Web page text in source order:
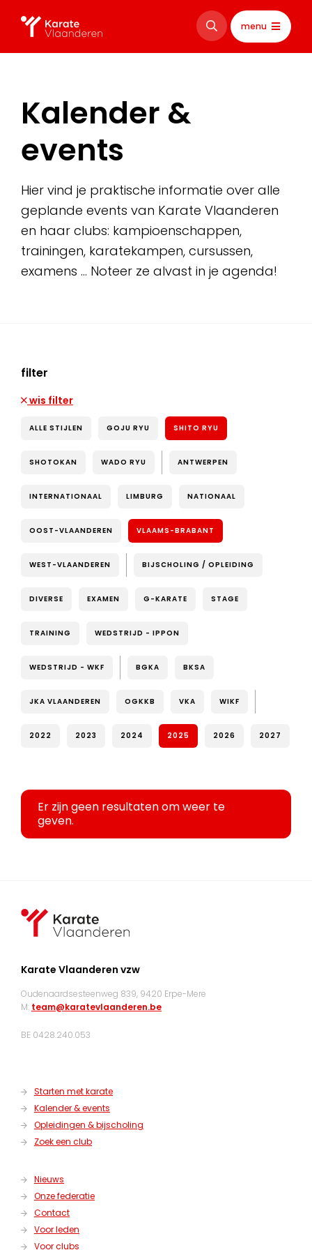
menu
Kalender &
events
Hier vind je praktische informatie over alle
geplande events van Karate Vlaanderen
en haar clubs: kampioenschappen,
trainingen, karatekampen, cursussen,
examens … Noteer ze alvast in je agenda!
filter
wis filter
ALLE STIJLEN GOJU RYU SHITO RYU
SHOTOKAN WADO RYU ANTWERPEN
INTERNATIONAAL LIMBURG NATIONAAL
OOST-VLAANDEREN VLAAMS-BRABANT
WEST-VLAANDEREN BIJSCHOLING / OPLEIDING
DIVERSE EXAMEN G-KARATE STAGE
TRAINING WEDSTRIJD - IPPON
WEDSTRIJD - WKF BGKA BKSA
JKA VLAANDEREN OGKKB VKA WIKF
2022 2023 2024 2025 2026 2027
Er zijn geen resultaten om weer te
geven.
Karate Vlaanderen vzw
Oudenaardsesteenweg 839, 9420 Erpe-Mere
M: team@karatevlaanderen.be
BE 0428.240.053
Starten met karate
Kalender & events
Opleidingen & bijscholing
Zoek een club
Nieuws
Onze federatie
Contact
Voor leden
Voor clubs